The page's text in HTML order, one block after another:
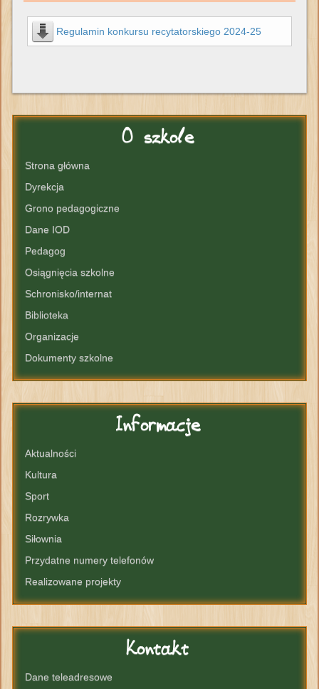
Regulamin konkursu recytatorskiego 2024-25
Oszkole
Strona główna
Dyrekcja
Grono pedagogiczne
Dane IOD
Pedagog
Osiągnięcia szkolne
Schronisko/internat
Biblioteka
Organizacje
Dokumenty szkolne
Informacje
Aktualności
Kultura
Sport
Rozrywka
Siłownia
Przydatne numery telefonów
Realizowane projekty
Kontakt
Dane teleadresowe